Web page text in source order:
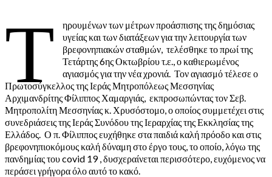
Τ
ηρουμένων των μέτρων προάσπισης της δημόσιας
υγείας και των διατάξεων για την λειτουργία των
βρεφονηπιακών σταθμών, τελέσθηκε το πρωί της
Τετάρτης 6ης Οκτωβρίου τ.ε., ο καθιερωμένος
αγιασμός για την νέα χρονιά. Τον αγιασμό τέλεσε ο
Πρωτοσύγκελλος της Ιεράς Μητροπόλεως Μεσσηνίας
Αρχιμανδρίτης Φίλιππος Χαμαργιάς, εκπροσωπώντας τον Σεβ.
Μητροπολίτη Μεσσηνίας κ. Χρυσόστομο, ο οποίος συμμετέχει στις
συνεδριάσεις της Ιεράς Συνόδου της Ιεραρχίας της Εκκλησίας της
Ελλάδος. Ο π. Φίλιππος ευχήθηκε στα παιδιά καλή πρόοδο και στις
βρεφονηπιοκόμους καλή δύναμη στο έργο τους, το οποίο, λόγω της
πανδημίας του covid 19 , δυσχεραίνεται περισσότερο, ευχόμενος να
περάσει γρήγορα όλο αυτό το κακό.